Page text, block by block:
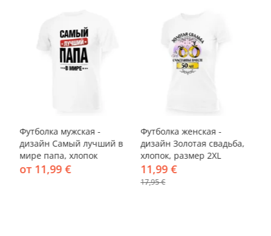
-33%
Футболка мужская -
дизайн Самый лучший в
мире папа, хлопок
от 11,99 €
-33%
Футболка женская -
дизайн Золотая свадьба,
хлопок, размер 2XL
11,99 €
17,95 €